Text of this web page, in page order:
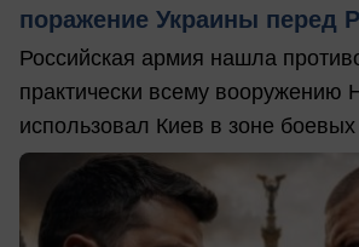
поражение Украины перед
Российская армия нашла
практически всему вооружению
использовал Киев в зоне